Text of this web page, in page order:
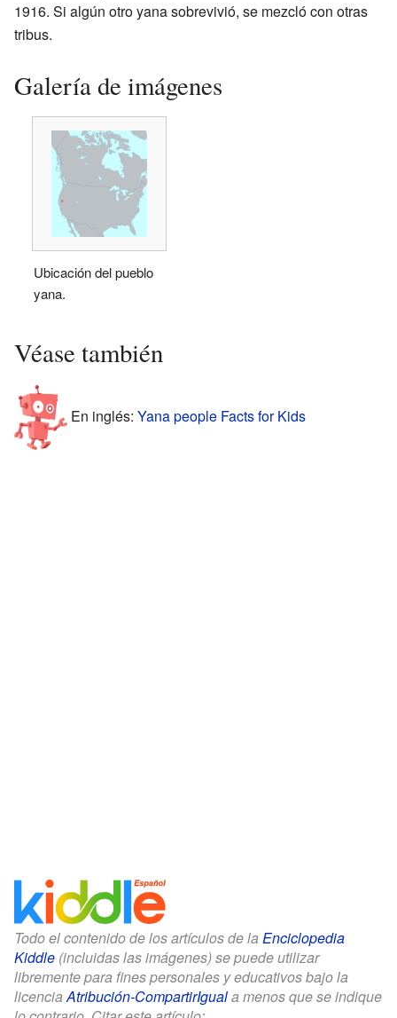
1916. Si algún otro yana sobrevivió, se mezcló con otras
tribus.
Galería de imágenes
Ubicación del pueblo
yana.
Véase también
En inglés: Yana people Facts for Kids
Todo el contenido de los artículos de la Enciclopedia
Kiddle (incluidas las imágenes) se puede utilizar
libremente para fines personales y educativos bajo la
licenciaAtribución-CompartirIguala menos que se indique